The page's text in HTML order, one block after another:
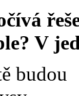
V
budou